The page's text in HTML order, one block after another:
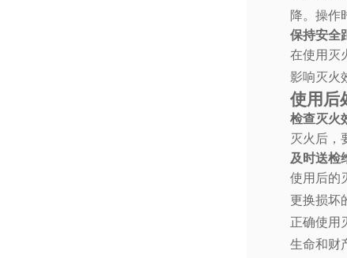
降。操作
保持安全
在使用灭
影响灭火
使用后
检查灭火
灭火后，
及时送检
使用后的
更换损坏
正确使用
生命和财